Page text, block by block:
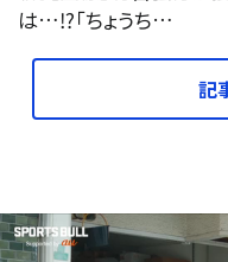
は…⁉「ちょうち…
記